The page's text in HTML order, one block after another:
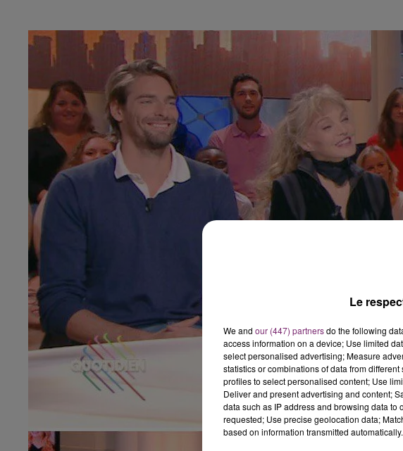
Le
We and our (447) partnersdo the following
access information on a device; Use limited
select personalised advertising; Measure
statistics or combinations of data from
profiles to select personalised content; Use
Deliver and present advertising and content;
data such as IP address and browsing data
requested; Use precise geolocation data;
based on information transmitted automatically.